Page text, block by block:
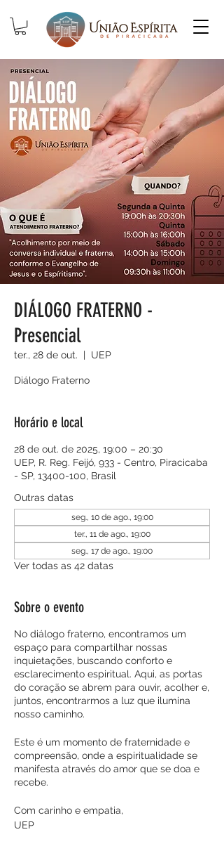
DIÁLOGO FRATERNO -
Presencial
ter., 28 de out.
  |
UEP
Diálogo Fraterno
Horário e local
28 de out. de 2025, 19:00 – 20:30
UEP, R. Reg. Feijó, 933 - Centro, Piracicaba
- SP, 13400-100, Brasil
Outras datas
seg., 10 de ago., 19:00
ter., 11 de ago., 19:00
seg., 17 de ago., 19:00
Ver todas as 42 datas
Sobre o evento
No diálogo fraterno, encontramos um
espaço para compartilhar nossas
inquietações, buscando conforto e
esclarecimento espiritual. Aqui, as portas
do coração se abrem para ouvir, acolher e,
juntos, encontrarmos a luz que ilumina
nosso caminho.
Este é um momento de fraternidade e
compreensão, onde a espiritualidade se
manifesta através do amor que se doa e
recebe.
Com carinho e empatia,
UEP